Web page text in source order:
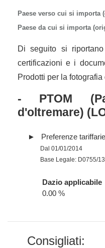
Paese verso cui si importa
Paese da cui si importa
Di seguito si
certificazioni e i
Prodotti per la
- PTOM
d'oltremare)
Preferenze tariffarie
Dal 01/01/2014
Base Legale: D0755/13
Dazio applicabile
0.00 %
Consigliati: